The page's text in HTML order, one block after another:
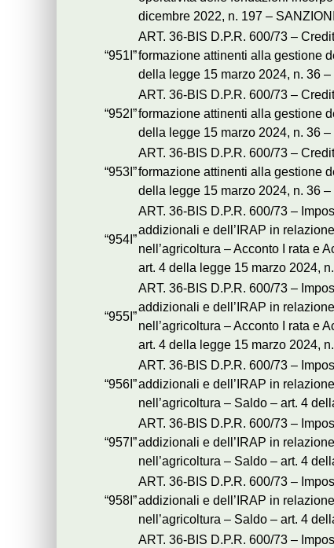
dicembre 2022, n. 197 – SANZIONI
“951I”
ART. 36-BIS D.P.R. 600/73 –
formazione attinenti alla gestione
della legge 15 marzo 2024, n. 36 –
“952I”
ART. 36-BIS D.P.R. 600/73 –
formazione attinenti alla gestione
della legge 15 marzo 2024, n. 36 –
“953I”
ART. 36-BIS D.P.R. 600/73 –
formazione attinenti alla gestione
della legge 15 marzo 2024, n. 36 –
“954I”
ART. 36-BIS D.P.R. 600/73 –
addizionali e dell’IRAP in
nell’agricoltura – Acconto I rata e
art. 4 della legge 15 marzo 2024,
“955I”
ART. 36-BIS D.P.R. 600/73 –
addizionali e dell’IRAP in
nell’agricoltura – Acconto I rata e
art. 4 della legge 15 marzo 2024,
“956I”
ART. 36-BIS D.P.R. 600/73 –
addizionali e dell’IRAP in
nell’agricoltura – Saldo – art. 4
“957I”
ART. 36-BIS D.P.R. 600/73 –
addizionali e dell’IRAP in
nell’agricoltura – Saldo – art. 4
“958I”
ART. 36-BIS D.P.R. 600/73 –
addizionali e dell’IRAP in
nell’agricoltura – Saldo – art. 4
ART. 36-BIS D.P.R. 600/73 –